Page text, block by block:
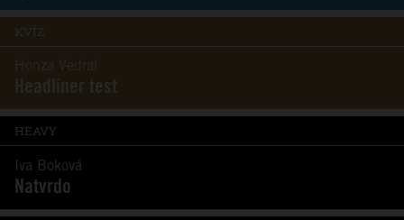
KVÍZ
Honza Vedral
Headliner test
HEAVY
Iva Boková
Natvrdo